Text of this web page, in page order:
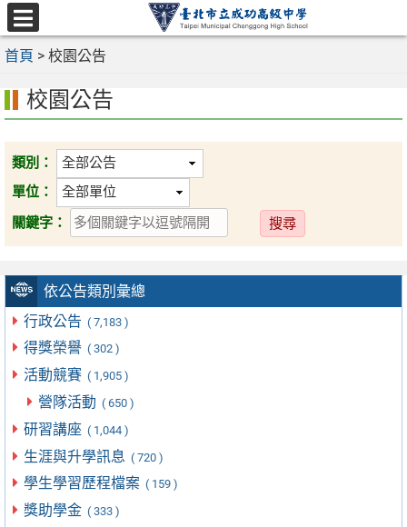
跳
至
主
容
區
選
單
首頁 > 校園公告
依公告類別彙總
行政公告 ( 7,183 )
得獎榮譽 ( 302 )
活動競賽 ( 1,905 )
營隊活動 ( 650 )
研習講座 ( 1,044 )
生涯與升學訊息 ( 720 )
學生學習歷程檔案 ( 159 )
獎助學金 ( 333 )
校園公告
類別：
單位：
關鍵字：
送
出